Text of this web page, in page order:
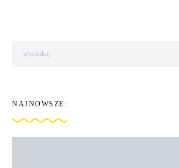
NAJNOWSZE: